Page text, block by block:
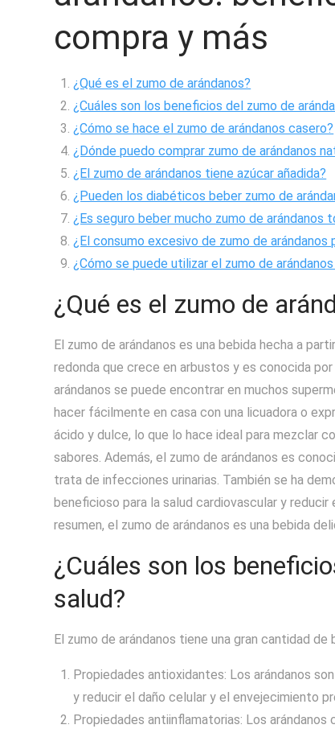
compra y más
¿Qué es el zumo de arándanos?
¿Cuáles son los beneficios del zumo de
¿Cómo se hace el zumo de arándanos casero?
¿Dónde puedo comprar zumo de arándanos
¿El zumo de arándanos tiene azúcar añadida?
¿Pueden los diabéticos beber zumo de
¿Es seguro beber mucho zumo de arándanos
¿El consumo excesivo de zumo de
¿Cómo se puede utilizar el zumo de
¿Qué es el zumo de
El zumo de arándanos es una bebida hecha a
redonda que crece en arbustos y es conocida
arándanos se puede encontrar en muchos
hacer fácilmente en casa con una licuadora o
ácido y dulce, lo que lo hace ideal para mezclar
sabores. Además, el zumo de arándanos es
trata de infecciones urinarias. También se ha
beneficioso para la salud cardiovascular y
resumen, el zumo de arándanos es una bebida
¿Cuáles son los
salud?
El zumo de arándanos tiene una gran cantidad
Propiedades antioxidantes: Los arándanos
y reducir el daño celular y el envejecimiento
Propiedades antiinflamatorias: Los